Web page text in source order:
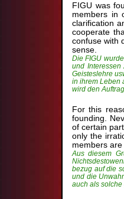
FIGU was
members in
clarification
cooperate
confuse with
sense.
Die FIGU
und Interessen
Geisteslehre
in ihrem Leben
wird den
For this
founding.
of certain
only the
members
Aus diesem
bezug auf die
und die
auch als solche